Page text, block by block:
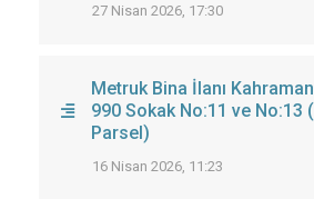
27 Nisan 2026, 17:30
Metruk Bina İlanı Kahraman Mahallesi
990 Sokak No:11 ve No:13 (169 Ada 1
Parsel)
16 Nisan 2026, 11:23